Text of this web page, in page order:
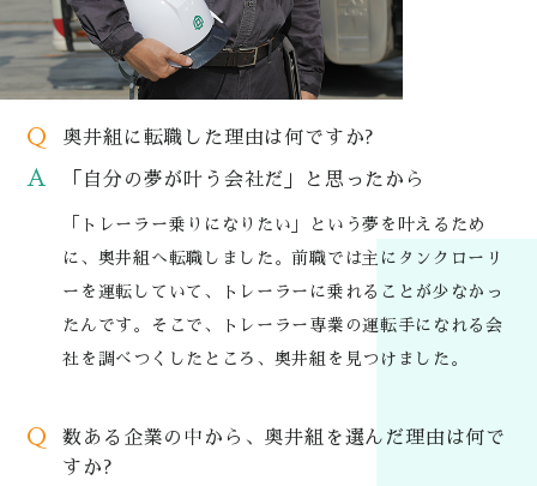
Q 奥井組に転職した理由は何ですか?
A 「自分の夢が叶う会社だ」と思ったから
「トレーラー乗りになりたい」という夢を叶えるため
に、奥井組へ転職しました。前職では主にタンクローリ
ーを運転していて、トレーラーに乗れることが少なかっ
たんです。そこで、トレーラー専業の運転手になれる会
社を調べつくしたところ、奥井組を見つけました。
Q
数ある企業の中から、奥井組を選んだ理由は何で
すか?